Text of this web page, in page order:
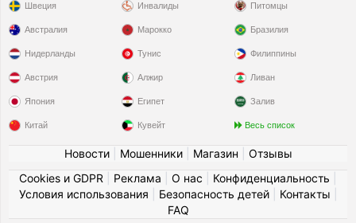
Швеция Инвалиды Питомцы
Австралия
Нидерланды
Австрия
Япония
Китай
Марокко
Тунис
Алжир
Египет
Кувейт
Бразилия
Филиппины
Ливан
Залив
Весь список
Новости| Мошенники| Магазин
Отзывы
Cookies и GDPR
Реклама О нас Конфиденциальность
Условия использования
Безопасность детей| Контакты
FAQ